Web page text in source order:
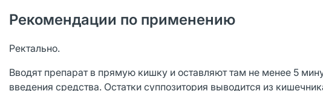
Рекомендации по применению
Ректально.
Вводят препарат в прямую кишку и оставляют там не менее 5
введения средства. Остатки суппозитория выводится из